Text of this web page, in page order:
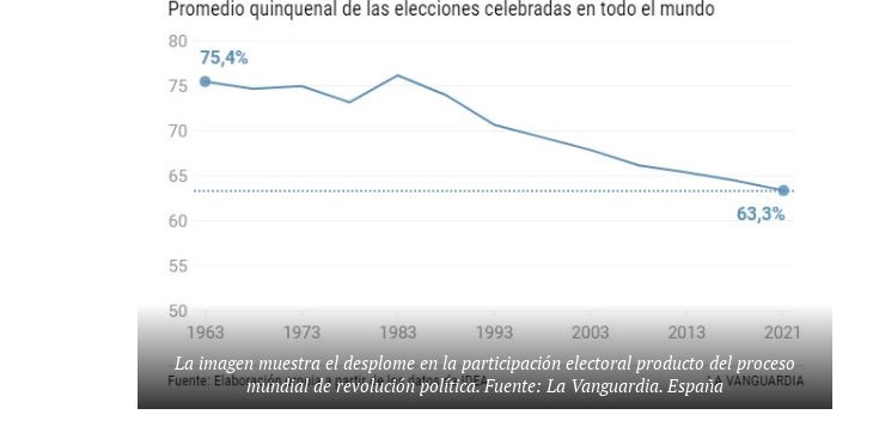
La imagen muestra el desplome en la participación electoral producto del proceso
mundial de revolución política. Fuente: La Vanguardia. España